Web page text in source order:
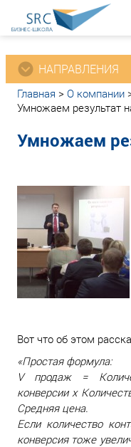
НАПРАВЛЕНИЯ
Главная > О компании
Умножаем результат
Умножаем
Вот что об этом
«Простая формула:
V продаж =
конверсии х
Средняя цена.
Если количество
конверсия тоже